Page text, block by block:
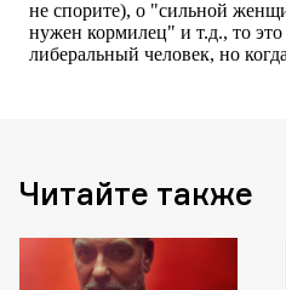
Читайте также